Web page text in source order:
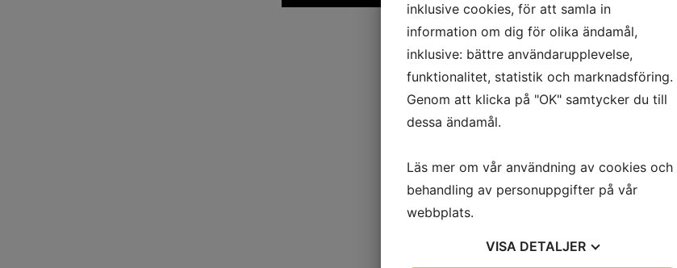
inklusive cookies, för att samla in
information om dig för olika ändamål,
inklusive: bättre användarupplevelse,
funktionalitet, statistik och marknadsföring.
Genom att klicka på "OK" samtycker du till
dessa ändamål.
Läs mer om vår användning av cookies och
behandling av personuppgifter på vår
webbplats.
VISA DETALJER